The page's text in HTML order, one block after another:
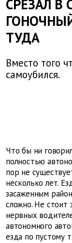
СРЕЗАЛ
ТУДА
Вместо того
самоубился.
Что бы ни
полностью
пор не
несколько лет.
засаженным
сложно. Не стоит
нервных
автономного
езда по пустому